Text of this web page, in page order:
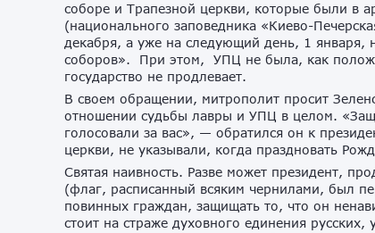
соборе и Трапезной церкви, которые были в
(национального заповедника «Киево-
декабря, а уже на следующий день, 1 января,
соборов». При этом, УПЦ не была, как
государство не продлевает.
В своем обращении, митрополит просит
отношении судьбы лавры и УПЦ в целом.
голосовали за вас», — обратился он к
церкви, не указывали, когда праздновать
Святая наивность. Разве может президент,
(флаг, расписанный всяким чернилами, был
повинных граждан, защищать то, что он
стоит на страже духовного единения